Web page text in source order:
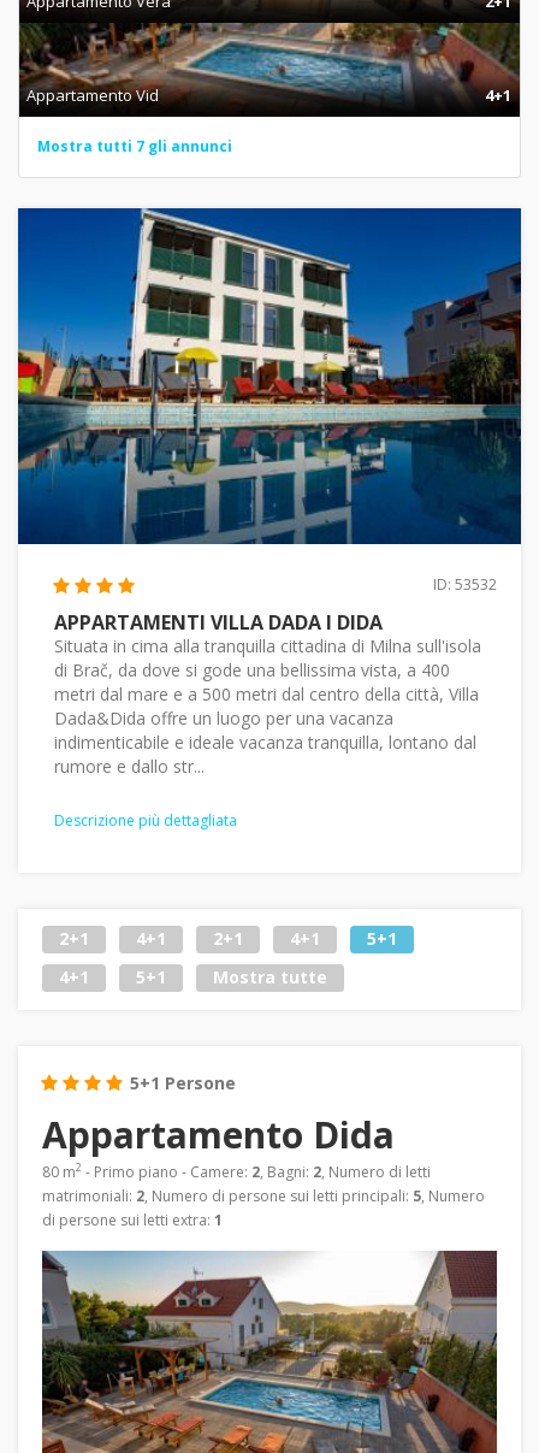
Appartamento Vid 4+1
Mostra tutti 7 gli annunci
ID: 53532
APPARTAMENTI VILLA DADA I DIDA
Situata in cima alla tranquilla cittadina di Milna sull'isola
di Brač, da dove si gode una bellissima vista, a 400
metri dal mare e a 500 metri dal centro della città, Villa
Dada&Dida offre un luogo per una vacanza
indimenticabile e ideale vacanza tranquilla, lontano dal
rumore e dallo str...
Descrizione più dettagliata
2+1 4+1 2+1 4+1
5+1
4+1
5+1 Mostra tutte
5+1 Persone
Appartamento Dida
80 m2 - Primo piano - Camere: 2, Bagni: 2, Numero di letti
matrimoniali: 2, Numero di persone sui letti principali: 5, Numero
di persone sui letti extra: 1